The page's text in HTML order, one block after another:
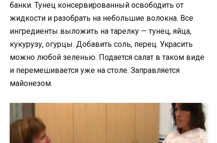
банки. Тунец консервированный освободить от
жидкости и разобрать на небольшие волокна. Все
ингредиенты выложить на тарелку — тунец, яйца,
кукурузу, огурцы. Добавить соль, перец. Украсить
можно любой зеленью. Подается салат в таком виде
и перемешивается уже на столе. Заправляется
майонезом.